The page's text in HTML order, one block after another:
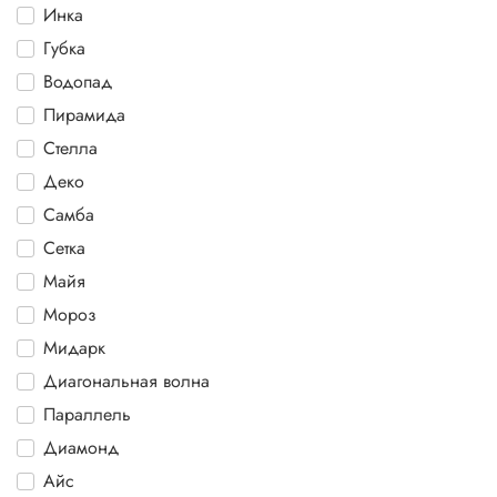
Инка
Губка
Водопад
Пирамида
Стелла
Деко
Самба
Сетка
Майя
Мороз
Мидарк
Диагональная волна
Параллель
Диамонд
Айс